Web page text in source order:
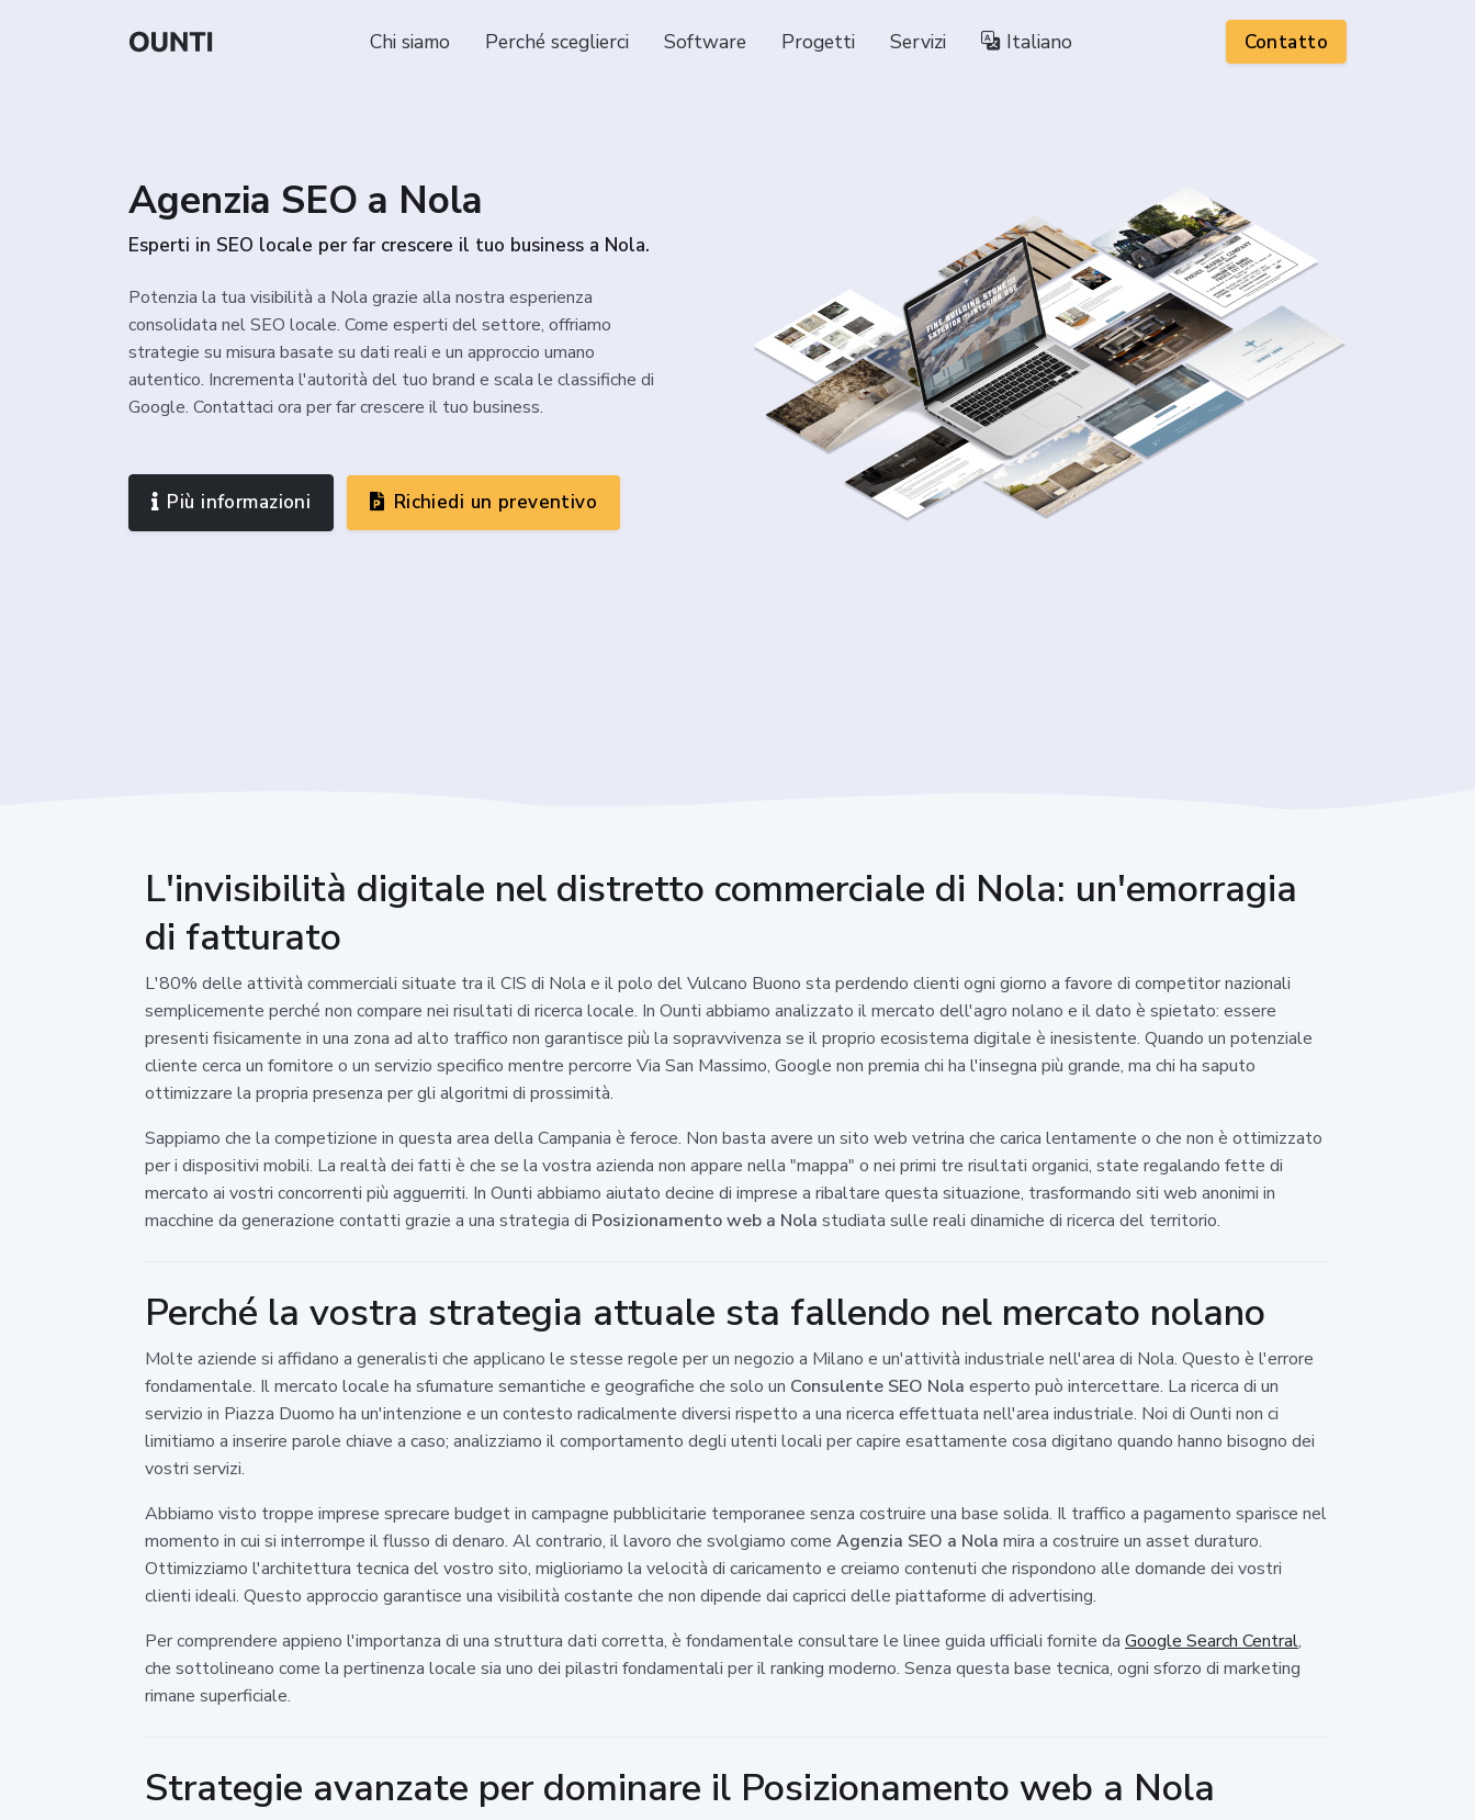
Chi siamo Perché sceglierci Software Progetti Servizi Italiano Contatto
Agenzia SEO a Nola
Esperti in SEO locale per far crescere il tuo business a Nola.
Potenzia la tua visibilità a Nola grazie alla nostra esperienza
consolidata nel SEO locale. Come esperti del settore, offriamo
strategie su misura basate su dati reali e un approccio umano
autentico. Incrementa l'autorità del tuo brand e scala le classifiche di
Google. Contattaci ora per far crescere il tuo business.
Più informazioni Richiedi un preventivo
L'invisibilità digitale nel distretto commerciale di Nola: un'emorragia
di fatturato
L'80% delle attività commerciali situate tra il CIS di Nola e il polo del Vulcano Buono sta perdendo clienti ogni giorno a favore di competitor nazionali
semplicemente perché non compare nei risultati di ricerca locale. In Ounti abbiamo analizzato il mercato dell'agro nolano e il dato è spietato: essere
presenti fisicamente in una zona ad alto traffico non garantisce più la sopravvivenza se il proprio ecosistema digitale è inesistente. Quando un potenziale
cliente cerca un fornitore o un servizio specifico mentre percorre Via San Massimo, Google non premia chi ha l'insegna più grande, ma chi ha saputo
ottimizzare la propria presenza per gli algoritmi di prossimità.
Sappiamo che la competizione in questa area della Campania è feroce. Non basta avere un sito web vetrina che carica lentamente o che non è ottimizzato
per i dispositivi mobili. La realtà dei fatti è che se la vostra azienda non appare nella "mappa" o nei primi tre risultati organici, state regalando fette di
mercato ai vostri concorrenti più agguerriti. In Ounti abbiamo aiutato decine di imprese a ribaltare questa situazione, trasformando siti web anonimi in
macchine da generazione contatti grazie a una strategia di Posizionamento web a Nola studiata sulle reali dinamiche di ricerca del territorio.
Perché la vostra strategia attuale sta fallendo nel mercato nolano
Molte aziende si affidano a generalisti che applicano le stesse regole per un negozio a Milano e un'attività industriale nell'area di Nola. Questo è l'errore
fondamentale. Il mercato locale ha sfumature semantiche e geografiche che solo un Consulente SEO Nola esperto può intercettare. La ricerca di un
servizio in Piazza Duomo ha un'intenzione e un contesto radicalmente diversi rispetto a una ricerca effettuata nell'area industriale. Noi di Ounti non ci
limitiamo a inserire parole chiave a caso; analizziamo il comportamento degli utenti locali per capire esattamente cosa digitano quando hanno bisogno dei
vostri servizi.
Abbiamo visto troppe imprese sprecare budget in campagne pubblicitarie temporanee senza costruire una base solida. Il traffico a pagamento sparisce nel
momento in cui si interrompe il flusso di denaro. Al contrario, il lavoro che svolgiamo come Agenzia SEO a Nola mira a costruire un asset duraturo.
Ottimizziamo l'architettura tecnica del vostro sito, miglioriamo la velocità di caricamento e creiamo contenuti che rispondono alle domande dei vostri
clienti ideali. Questo approccio garantisce una visibilità costante che non dipende dai capricci delle piattaforme di advertising.
Per comprendere appieno l'importanza di una struttura dati corretta, è fondamentale consultare le linee guida ufficiali fornite da Google Search Central,
che sottolineano come la pertinenza locale sia uno dei pilastri fondamentali per il ranking moderno. Senza questa base tecnica, ogni sforzo di marketing
rimane superficiale.
Strategie avanzate per dominare il Posizionamento web a Nola